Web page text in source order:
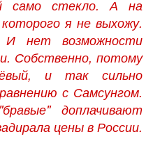
само стекло. А на
я не выхожу.
нет возможности
Собственно, потому
и так сильно
с Самсунгом.
доплачивают
цены в России.